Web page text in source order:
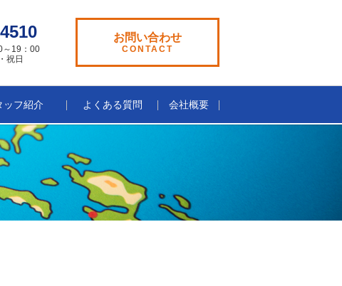
～19：00
祝日
お問い合わせ
CONTACT
ッフ紹介 よくある質問 会社概要